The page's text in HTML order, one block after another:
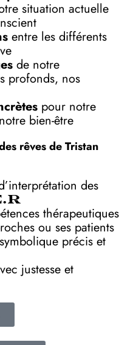
situation actuelle
entre les différents
de notre
profonds, nos
pour notre
bien-être
rêves de Tristan
des
thérapeutiques
ou ses patients
précis et
justesse et